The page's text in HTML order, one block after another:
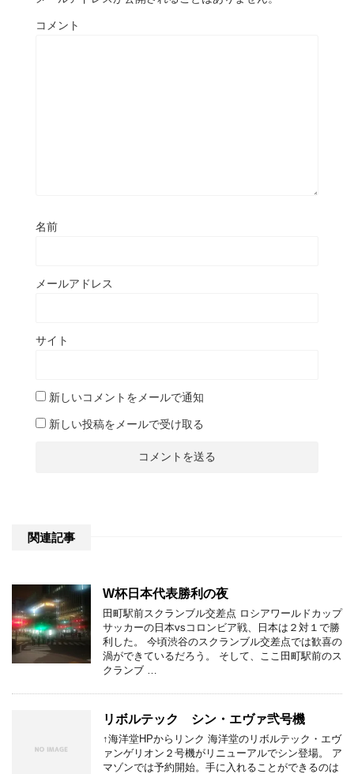
コメント
名前
メールアドレス
サイト
新しいコメントをメールで通知
新しい投稿をメールで受け取る
関連記事
W杯日本代表勝利の夜
田町駅前スクランブル交差点 ロシアワールドカップ
サッカーの日本vsコロンビア戦、日本は２対１で勝
利した。 今頃渋谷のスクランブル交差点では歓喜の
渦ができているだろう。 そして、ここ田町駅前のス
クランブ …
リボルテック シン・エヴァ弐号機
↑海洋堂HPからリンク 海洋堂のリボルテック・エヴ
ァンゲリオン２号機がリニューアルでシン登場。 ア
マゾンでは予約開始。手に入れることができるのは